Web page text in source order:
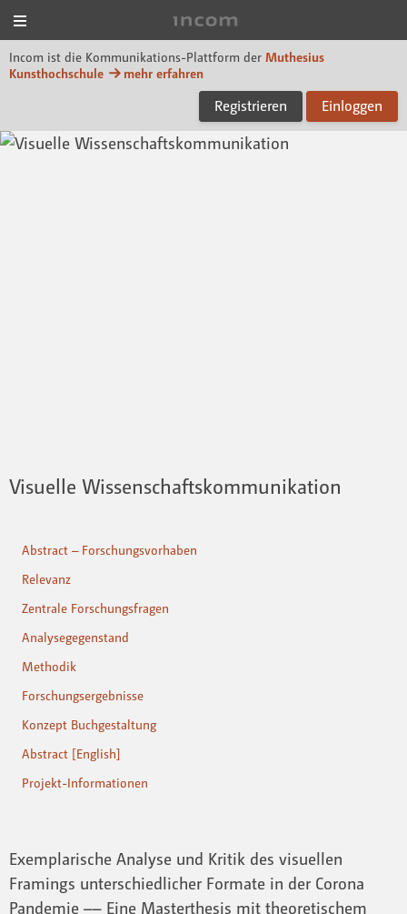
Incom ist die Kommunikations-Plattform der Muthesius
Kunsthochschule
mehr erfahren
Registrieren Einloggen
Visuelle Wissenschaftskommunikation
Abstract – Forschungsvorhaben
Relevanz
Zentrale Forschungsfragen
Analysegegenstand
Methodik
Forschungsergebnisse
Konzept Buchgestaltung
Abstract [English]
Projekt-Informationen
Exemplarische Analyse und Kritik des visuellen
Framings unterschiedlicher Formate in der Corona
Pandemie –– Eine Masterthesis mit theoretischem